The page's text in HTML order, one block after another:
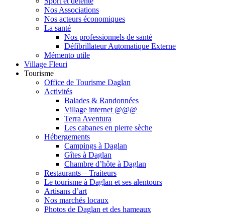
Nos Associations
Nos acteurs économiques
La santé
Nos professionnels de santé
Défibrillateur Automatique Externe
Mémento utile
Village Fleuri
Tourisme
Office de Tourisme Daglan
Activités
Balades & Randonnées
Village internet @@@
Terra Aventura
Les cabanes en pierre sèche
Hébergements
Campings à Daglan
Gîtes à Daglan
Chambre d’hôte à Daglan
Restaurants – Traiteurs
Le tourisme à Daglan et ses alentours
Artisans d’art
Nos marchés locaux
Photos de Daglan et des hameaux